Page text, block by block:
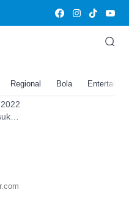
Regional Bola